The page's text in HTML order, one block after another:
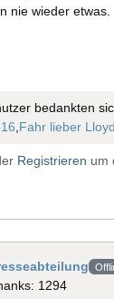
nie wieder etwas.
bedankten
Fahr lieber Lloyd
Registrieren um
1294